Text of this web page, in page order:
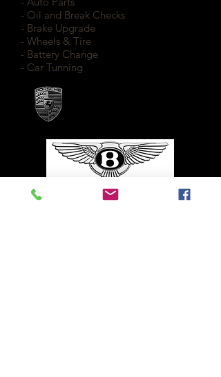
- Oil and Break Checks
- Brake Upgrade
- Wheels & Tire
- Battery Change
- Car Tunning